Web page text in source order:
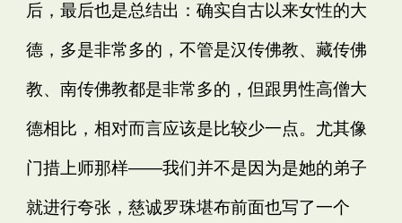
后，最后也是总结出：确实自古以来女性的大
德，多是非常多的，不管是汉传佛教、藏传佛
教、南传佛教都是非常多的，但跟男性高僧大
德相比，相对而言应该是比较少一点。尤其像
门措上师那样——我们并不是因为是她的弟子
就进行夸张，慈诚罗珠堪布前面也写了一个